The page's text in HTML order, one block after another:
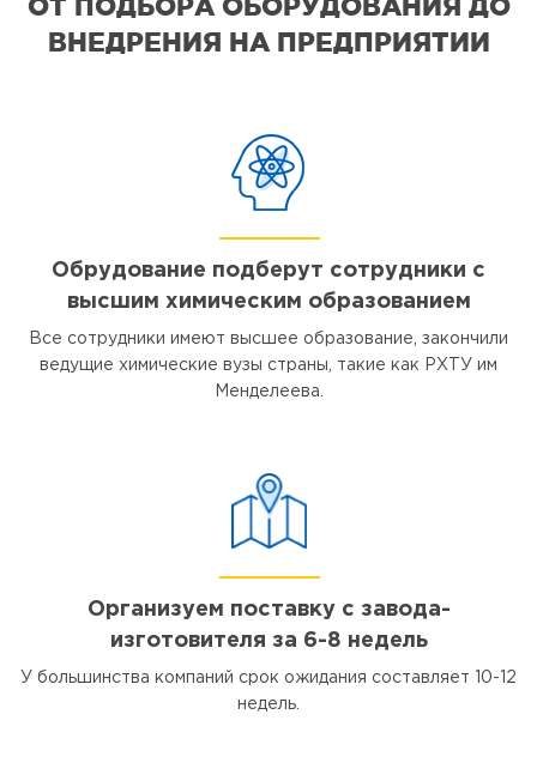
ВНЕДРЕНИЯ НА ПРЕДПРИЯТИИ
Обрудование подберут сотрудники с
высшим химическим образованием
Все сотрудники имеют высшее образование, закончили
ведущие химические вузы страны, такие как РХТУ им
Менделеева.
Организуем поставку с завода-
изготовителя за 6-8 недель
У большинства компаний срок ожидания составляет 10-12
недель.